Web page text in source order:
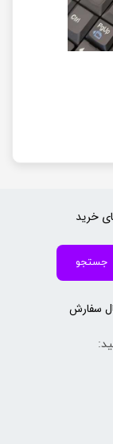
جستجو
سفارش
خرید